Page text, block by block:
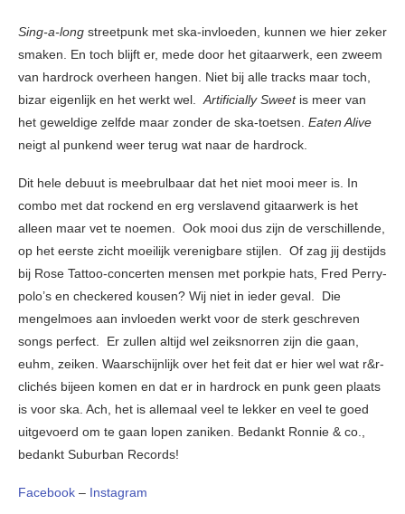
Sing-a-long streetpunk met ska-invloeden, kunnen we hier zeker
smaken. En toch blijft er, mede door het gitaarwerk, een zweem
van hardrock overheen hangen. Niet bij alle tracks maar toch,
bizar eigenlijk en het werkt wel.Artificially Sweetis meer van
het geweldige zelfde maar zonder de ska-toetsen. Eaten Alive
neigt al punkend weer terug wat naar de hardrock.
Dit hele debuut is meebrulbaar dat het niet mooi meer is. In
combo met dat rockend en erg verslavend gitaarwerk is het
alleen maar vet te noemen. Ook mooi dus zijn de verschillende,
op het eerste zicht moeilijk verenigbare stijlen. Of zag jij destijds
bij Rose Tattoo-concerten mensen met porkpie hats, Fred Perry-
polo’s en checkered kousen? Wij niet in ieder geval. Die
mengelmoes aan invloeden werkt voor de sterk geschreven
songs perfect. Er zullen altijd wel zeiksnorren zijn die gaan,
euhm, zeiken. Waarschijnlijk over het feit dat er hier wel wat r&r-
clichés bijeen komen en dat er in hardrock en punk geen plaats
is voor ska. Ach, het is allemaal veel te lekker en veel te goed
uitgevoerd om te gaan lopen zaniken. Bedankt Ronnie & co.,
bedankt Suburban Records!
Facebook – Instagram